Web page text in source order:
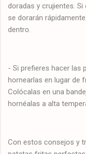
doradas y crujientes.
se dorarán
dentro.
- Si prefieres hacer las
hornearlas en lugar de
Colócalas en una
hornéalas a alta
Con estos consejos y